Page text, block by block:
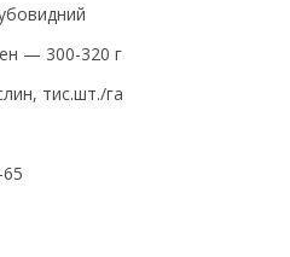
320 г
тис.шт./га